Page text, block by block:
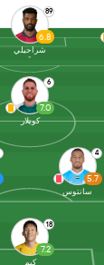
18
7.2
كيم
4
5.7
سانتوس
6
7.0
كويلار
89
6.8
شراحيلي